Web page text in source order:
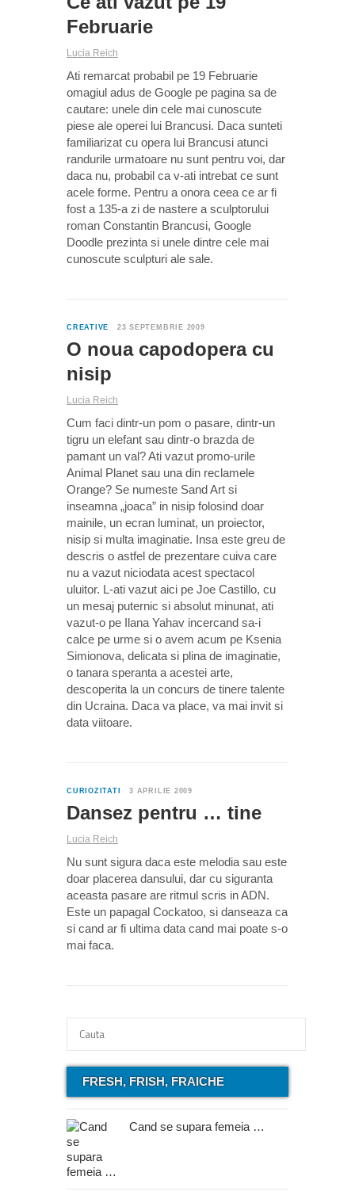
Februarie
Lucia Reich
Ati remarcat probabil pe 19 Februarie
omagiul adus de Google pe pagina sa de
cautare: unele din cele mai cunoscute
piese ale operei lui Brancusi. Daca sunteti
familiarizat cu opera lui Brancusi atunci
randurile urmatoare nu sunt pentru voi, dar
daca nu, probabil ca v-ati intrebat ce sunt
acele forme. Pentru a onora ceea ce ar fi
fost a 135-a zi de nastere a sculptorului
roman Constantin Brancusi, Google
Doodle prezinta si unele dintre cele mai
cunoscute sculpturi ale sale.
CREATIVE 23 SEPTEMBRIE 2009
O noua capodopera cu
nisip
Lucia Reich
Cum faci dintr-un pom o pasare, dintr-un
tigru un elefant sau dintr-o brazda de
pamant un val? Ati vazut promo-urile
Animal Planet sau una din reclamele
Orange? Se numeste Sand Art si
inseamna „joaca” in nisip folosind doar
mainile, un ecran luminat, un proiector,
nisip si multa imaginatie. Insa este greu de
descris o astfel de prezentare cuiva care
nu a vazut niciodata acest spectacol
uluitor. L-ati vazut aici pe Joe Castillo, cu
un mesaj puternic si absolut minunat, ati
vazut-o pe Ilana Yahav incercand sa-i
calce pe urme si o avem acum pe Ksenia
Simionova, delicata si plina de imaginatie,
o tanara speranta a acestei arte,
descoperita la un concurs de tinere talente
din Ucraina. Daca va place, va mai invit si
data viitoare.
CURIOZITATI 3 APRILIE 2009
Dansez pentru … tine
Lucia Reich
Nu sunt sigura daca este melodia sau este
doar placerea dansului, dar cu siguranta
aceasta pasare are ritmul scris in ADN.
Este un papagal Cockatoo, si danseaza ca
si cand ar fi ultima data cand mai poate s-o
mai faca.
FRESH, FRISH, FRAICHE
Cand se supara femeia …